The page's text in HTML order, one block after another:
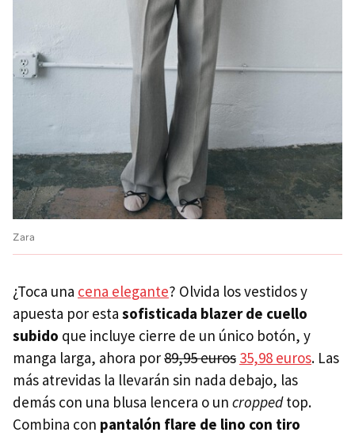
Zara
¿Toca una cena elegante? Olvida los vestidos y
apuesta por esta sofisticada blazer de cuello
subido que incluye cierre de un único botón, y
manga larga, ahora por89,95 euros 35,98 euros. Las
más atrevidas la llevarán sin nada debajo, las
demás con una blusa lencera o un croppedtop.
Combina con pantalón flare de lino con tiro